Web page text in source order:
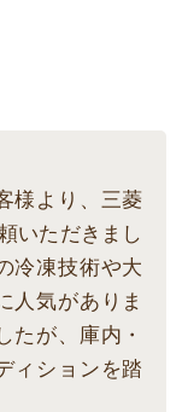
様より、三菱
いただきまし
冷凍技術や大
人気がありま
たが、庫内・
ィションを踏